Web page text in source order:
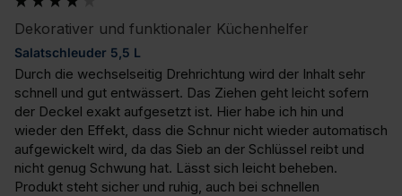
Dekorativer und funktionaler Küchenhelfer
Salatschleuder 5,5 L
Durch die wechselseitig Drehrichtung wird der Inhalt sehr
schnell und gut entwässert. Das Ziehen geht leicht sofern
der Deckel exakt aufgesetzt ist. Hier habe ich hin und
wieder den Effekt, dass die Schnur nicht wieder automatisch
aufgewickelt wird, da das Sieb an der Schlüssel reibt und
nicht genug Schwung hat. Lässt sich leicht beheben.
Produkt steht sicher und ruhig, auch bei schnellen